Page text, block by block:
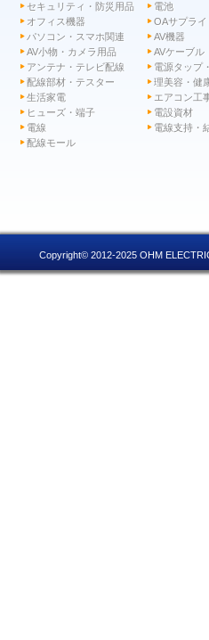
セキュリティ・防災用品
電池
オフィス機器
OAサプライ
パソコン・スマホ関連
AV機器
AV小物・カメラ用品
AVケーブル
アンテナ・テレビ配線
電源タップ
配線部材・テスター
理美容・健
生活家電
エアコン工
ヒューズ・端子
電設資材
電線
電線支持・
配線モール
Copyright© 2012-2025 OHM